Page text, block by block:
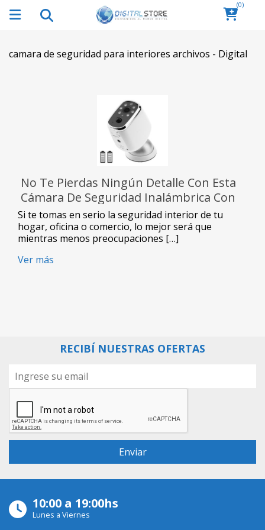
(0)
camara de seguridad para interiores archivos - Digital
No Te Pierdas Ningún Detalle Con Esta
Cámara De Seguridad Inalámbrica Con
Batería
Si te tomas en serio la seguridad interior de tu
hogar, oficina o comercio, lo mejor será que
mientras menos preocupaciones […]
Ver más
RECIBÍ NUESTRAS OFERTAS
10:00 a 19:00hs
Lunes a Viernes